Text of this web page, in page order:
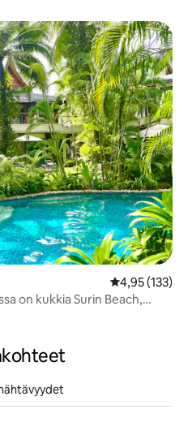
4,95 (133)
on kukkia Surin Beach,